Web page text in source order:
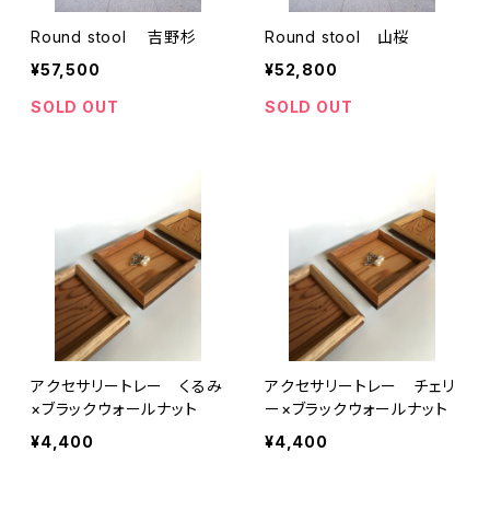
Round stool 吉野杉
¥57,500
SOLD OUT
Round stool 山桜
¥52,800
SOLD OUT
アクセサリートレー くるみ
×ブラックウォールナット
¥4,400
アクセサリートレー チェリ
ー×ブラックウォールナット
¥4,400